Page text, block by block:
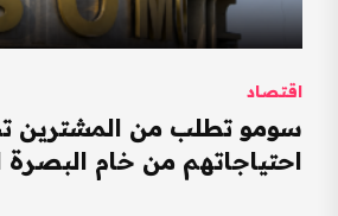
اقتصاد
سومو تطلب من المشترين
احتياجاتهم من خام